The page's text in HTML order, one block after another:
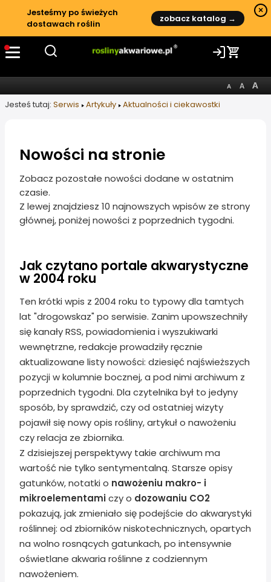
Jesteśmy po świeżych
dostawach roślin
zobacz katalog →
×
Jesteś tutaj: Serwis Artykuły Aktualności i ciekawostki
Nowości na stronie
Informacje o artykule
Zobacz pozostałe nowości dodane w ostatnim
czasie.
Z lewej znajdziesz 10 najnowszych wpisów ze strony
głównej, poniżej nowości z poprzednich tygodni.
Jak czytano portale akwarystyczne
w 2004 roku
Ten krótki wpis z 2004 roku to typowy dla tamtych
lat "drogowskaz" po serwisie. Zanim upowszechniły
się kanały RSS, powiadomienia i wyszukiwarki
wewnętrzne, redakcje prowadziły ręcznie
aktualizowane listy nowości: dziesięć najświeższych
pozycji w kolumnie bocznej, a pod nimi archiwum z
poprzednich tygodni. Dla czytelnika był to jedyny
sposób, by sprawdzić, czy od ostatniej wizyty
pojawił się nowy opis rośliny, artykuł o nawożeniu
czy relacja ze zbiornika.
Z dzisiejszej perspektywy takie archiwum ma
wartość nie tylko sentymentalną. Starsze opisy
gatunków, notatki o nawożeniu makro- i
mikroelementamiczy o dozowaniu CO2
pokazują, jak zmieniało się podejście do akwarystyki
roślinnej: od zbiorników niskotechnicznych, opartych
na wolno rosnących gatunkach, po intensywnie
oświetlane akwaria roślinne z codziennym
nawożeniem.